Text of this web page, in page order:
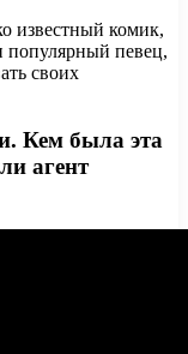
известный комик,
популярный певец,
своих
Кем была эта
агент